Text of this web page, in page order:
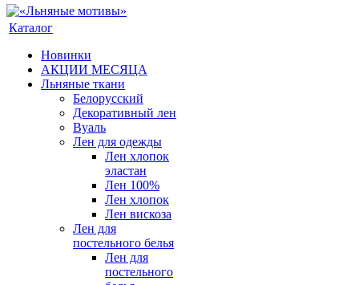
Каталог
Новинки
АКЦИИ МЕСЯЦА
Льняные ткани
Белорусский
Декоративный лен
Вуаль
Лен для одежды
Лен хлопок
эластан
Лен 100%
Лен хлопок
Лен вискоза
Лен для
постельного белья
Лен для
постельного